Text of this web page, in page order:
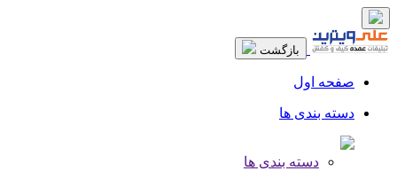
بازگشت
صفحه اول
دسته بندی ها
دسته بندی ها